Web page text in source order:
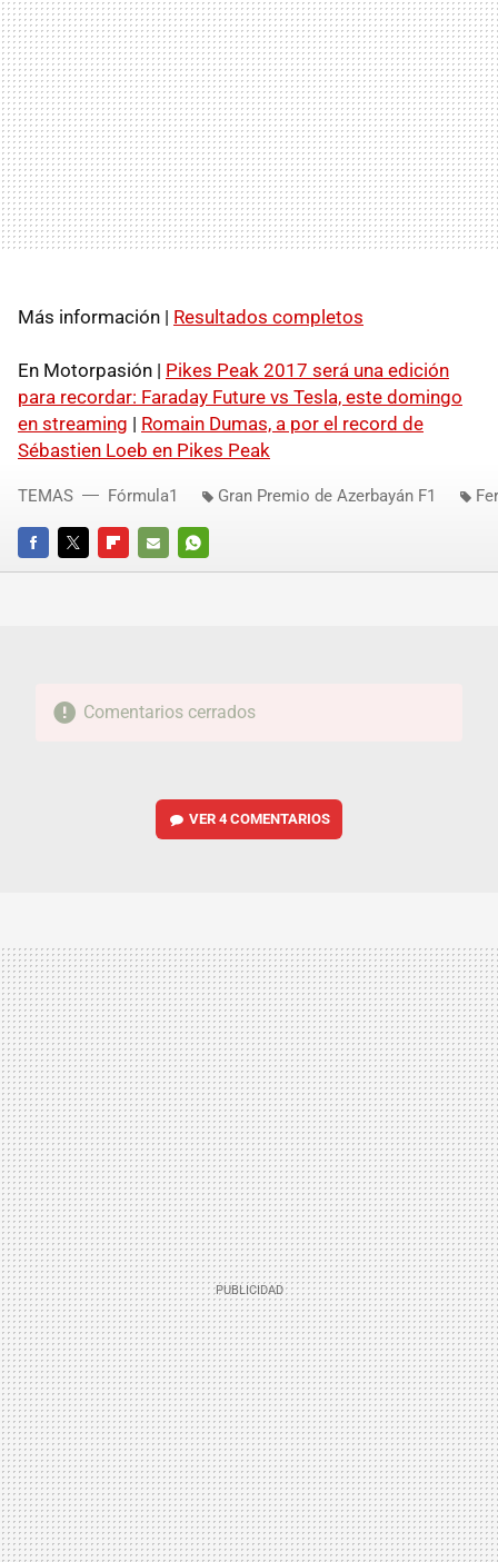
Más información | Resultados completos
En Motorpasión | Pikes Peak 2017 será una edición
para recordar: Faraday Future vs Tesla, este domingo
en streaming | Romain Dumas, a por el record de
Sébastien Loeb en Pikes Peak
FACEBOOKTWITTERFLIPBOARD
E-
WHATSAPP
TEMAS Fórmula1 Gran Premio de Azerbayán F1
Comentarios cerrados
VER4 COMENTARIOS